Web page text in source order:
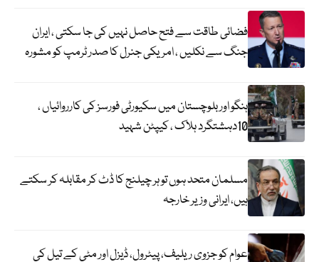
فضائی طاقت سے فتح حاصل نہیں کی جا سکتی ، ایران
جنگ سے نکلیں ، امریکی جنرل کا صدر ٹرمپ کو مشورہ
ہنگو اور بلوچستان میں سکیورٹی فورسز کی کارروائیاں ،
10دہشتگرد ہلاک ، کیپٹن شہید
مسلمان متحد ہوں تو ہر چیلنج کا ڈٹ کر مقابلہ کر سکتے
ہیں، ایرانی وزیر خارجہ
عوام کو جزوی ریلیف، پیٹرول، ڈیزل اور مٹی کے تیل کی